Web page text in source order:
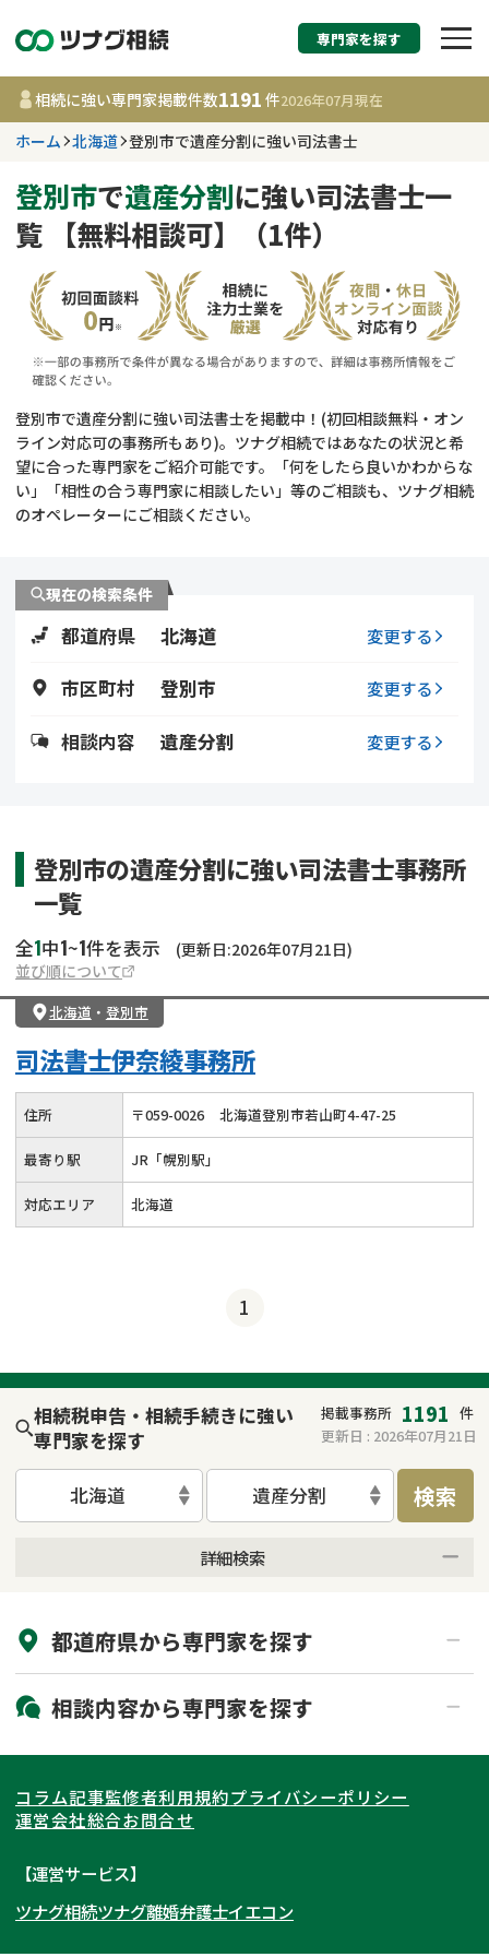
相続税申告・相続手
す
北海道
事務所
相談内容で探す
相続登記
遺留分侵害額請求
コラム
相続手続き
専門家を探す
相続に強い専門家掲載件数1191 件2026年07月現在
ホーム 北海道 登別市で遺産分割に強い司法書士
登別市で遺産分割に強い司法書士一
覧 【無料相談可】（1件）
登別市で遺産分割に強い司法書士を掲載中！(初回相談無料・オン
ライン対応可の事務所もあり)。ツナグ相続ではあなたの状況と希
望に合った専門家をご紹介可能です。「何をしたら良いかわからな
い」「相性の合う専門家に相談したい」等のご相談も、ツナグ相続
のオペレーターにご相談ください。
現在の検索条件
都道府県 北海道 変更する
市区町村 登別市 変更する
相談内容 遺産分割 変更する
登別市の遺産分割に強い司法書士事務所
一覧
全1中1~1件を表示
(更新日:2026年07月21日)
並び順について
北海道 ・ 登別市
司法書士伊奈綾事務所
住所 〒059-0026 北海道登別市若山町4-47-25
最寄り駅 JR「幌別駅」
対応エリア 北海道
1
相続税申告・相続手続きに強い
専門家を探す
掲載事務所 1191 件
更新日 : 2026年07月21日
北海道 遺産分割 検索
詳細検索
初回相談無料
土日祝の相談可能
都道府県から専門家を探す
北海道・東北
北海道 青森県
岩手県 宮城県
秋田県
福島県
関東
東京都 神奈川県
埼玉県
茨城県 群馬県
東海
愛知県
岐阜県 山梨県
関西
大阪府 京都府
北陸・甲信越
相談内容から専門家を探す
相続登記
遺産分割
相続手続き
家族信託
成年後見・任意後見
コラム記事監修者利用規約プライバシーポリシー
運営会社総合お問合せ
【運営サービス】
ツナグ相続ツナグ離婚弁護士イエコン